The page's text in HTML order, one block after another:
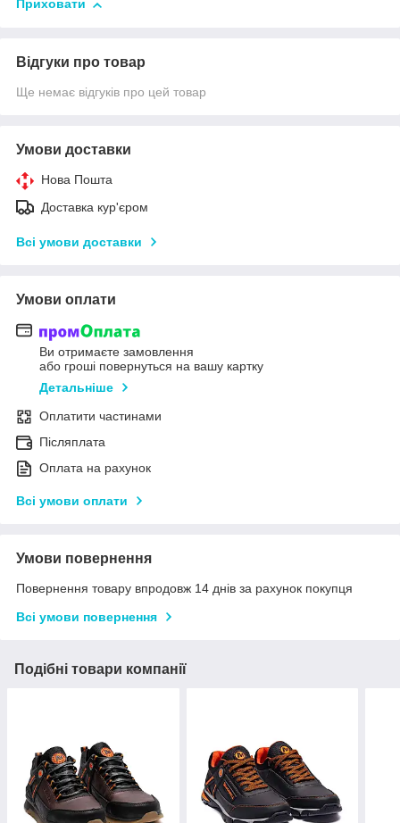
Приховати
Відгуки про товар
Ще немає відгуків про цей товар
Умови доставки
Нова Пошта
Доставка кур'єром
Всі умови доставки
Умови оплати
Ви отримаєте замовлення
або гроші повернуться на вашу картку
Детальніше
Оплатити частинами
Післяплата
Оплата на рахунок
Всі умови оплати
Умови повернення
Повернення товару впродовж 14 днів за рахунок покупця
Всі умови повернення
Подібні товари компанії